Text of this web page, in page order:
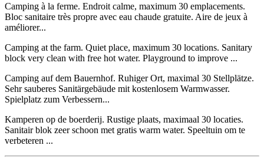
Camping à la ferme. Endroit calme, maximum 30 emplacements.
Bloc sanitaire très propre avec eau chaude gratuite. Aire de jeux à
améliorer...
Camping at the farm. Quiet place, maximum 30 locations. Sanitary
block very clean with free hot water. Playground to improve ...
Camping auf dem Bauernhof. Ruhiger Ort, maximal 30 Stellplätze.
Sehr sauberes Sanitärgebäude mit kostenlosem Warmwasser.
Spielplatz zum Verbessern...
Kamperen op de boerderij. Rustige plaats, maximaal 30 locaties.
Sanitair blok zeer schoon met gratis warm water. Speeltuin om te
verbeteren ...